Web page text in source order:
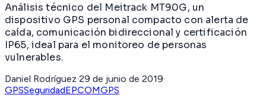
Análisis técnico del Meitrack MT90G, un
dispositivo GPS personal compacto con alerta de
caída, comunicación bidireccional y certificación
IP65, ideal para el monitoreo de personas
vulnerables.
Daniel Rodríguez·29 de junio de 2019·
GPSSeguridadEPCOMGPS